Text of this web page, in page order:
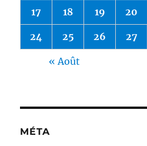
17 18 19 20
24 25 26 27
« Août
MÉTA